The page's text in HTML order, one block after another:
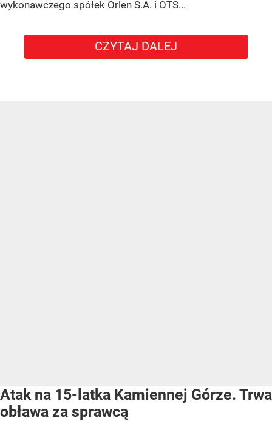
wykonawczego spółek Orlen S.A. i OTS...
CZYTAJ DALEJ
Atak na 15-latka Kamiennej Górze. Trwa
obława za sprawcą